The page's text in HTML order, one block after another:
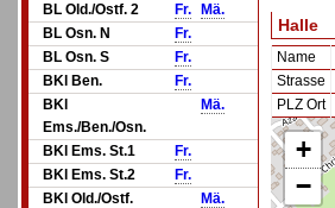
BL Old./Ostf. 2
Fr.
Mä.
BL Osn. N
Fr.
BL Osn. S
Fr.
BKl Ben.
Fr.
BKl
Ems./Ben./Osn.
Mä.
BKl Ems. St.1
Fr.
BKl Ems. St.2
Fr.
BKl Old./Ostf.
Mä.
Halle
Name
Strasse
PLZ Ort
+
−